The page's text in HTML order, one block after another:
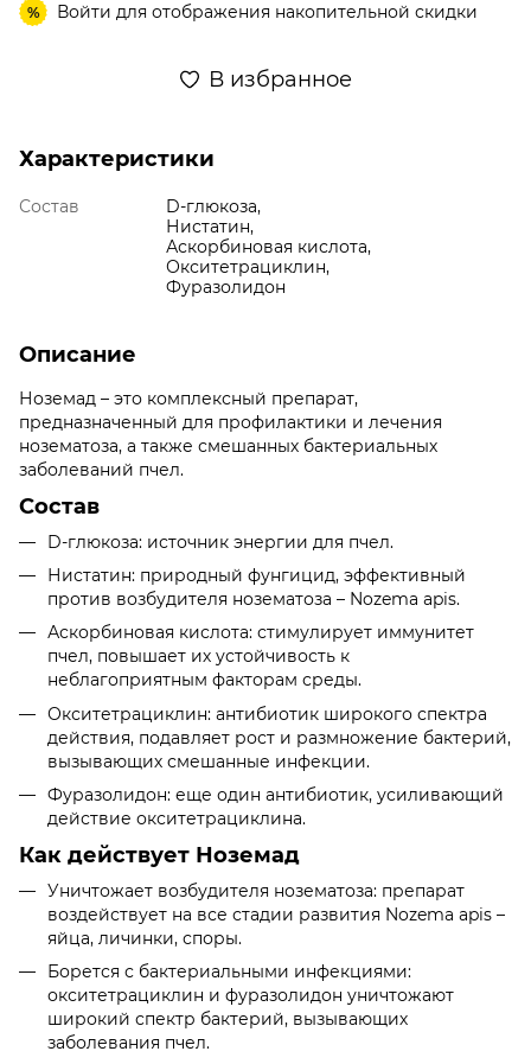
% Войти для отображения накопительной скидки
В избранное
Характеристики
Состав
D-глюкоза,
Нистатин,
Аскорбиновая кислота,
Окситетрациклин,
Фуразолидон
Описание
Ноземад – это комплексный препарат,
предназначенный для профилактики и лечения
нозематоза, а также смешанных бактериальных
заболеваний пчел.
Состав
D-глюкоза: источник энергии для пчел.
Нистатин: природный фунгицид, эффективный
против возбудителя нозематоза – Nozema apis.
Аскорбиновая кислота: стимулирует иммунитет
пчел, повышает их устойчивость к
неблагоприятным факторам среды.
Окситетрациклин: антибиотик широкого спектра
действия, подавляет рост и размножение бактерий,
вызывающих смешанные инфекции.
Фуразолидон: еще один антибиотик, усиливающий
действие окситетрациклина.
Как действует Ноземад
Уничтожает возбудителя нозематоза: препарат
воздействует на все стадии развития Nozema apis –
яйца, личинки, споры.
Борется с бактериальными инфекциями:
окситетрациклин и фуразолидон уничтожают
широкий спектр бактерий, вызывающих
заболевания пчел.